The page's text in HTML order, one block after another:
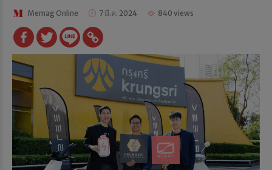
Memag Online 7 มี.ค. 2024 840 views